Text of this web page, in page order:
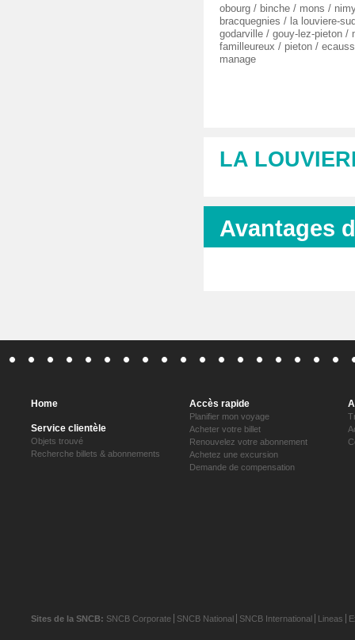
obourg / binche / mons /
bracquegnies / la louviere-
godarville / gouy-lez-pieton /
familleureux / pieton /
manage
LA
Avantages
Home
Service clientèle
Objets trouvé
Recherche billets & abonnements
Accès rapide
Planifier mon voyage
Acheter votre billet
Renouvelez votre abonnement
Achetez une excursion
Demande de compensation
Sites de la SNCB: SNCB Corporate SNCB National SNCB International Lineas